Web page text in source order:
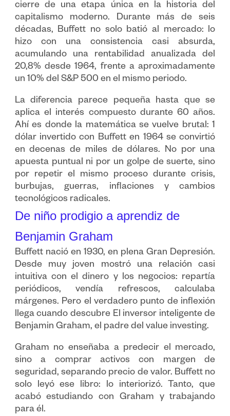
cierre de una etapa única en la historia del
capitalismo moderno. Durante más de seis
décadas, Buffett no solo batió al mercado: lo
hizo con una consistencia casi absurda,
acumulando una rentabilidad anualizada del
20,8% desde 1964, frente a aproximadamente
un 10% del S&P 500 en el mismo periodo.
La diferencia parece pequeña hasta que se
aplica el interés compuesto durante 60 años.
Ahí es donde la matemática se vuelve brutal: 1
dólar invertido con Buffett en 1964 se convirtió
en decenas de miles de dólares. No por una
apuesta puntual ni por un golpe de suerte, sino
por repetir el mismo proceso durante crisis,
burbujas, guerras, inflaciones y cambios
tecnológicos radicales.
De niño prodigio a aprendiz de
Benjamin Graham
Buffett nació en 1930, en plena Gran Depresión.
Desde muy joven mostró una relación casi
intuitiva con el dinero y los negocios: repartía
periódicos, vendía refrescos, calculaba
márgenes. Pero el verdadero punto de inflexión
llega cuando descubre El inversor inteligente de
Benjamin Graham, el padre del value investing.
Graham no enseñaba a predecir el mercado,
sino a comprar activos con margen de
seguridad, separando precio de valor. Buffett no
solo leyó ese libro: lo interiorizó. Tanto, que
acabó estudiando con Graham y trabajando
para él.